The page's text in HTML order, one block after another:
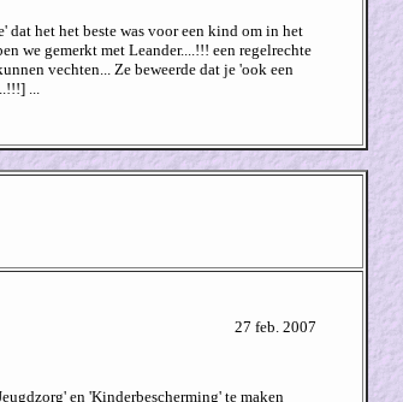
het het beste was voor een kind om in het
we gemerkt met Leander....!!! een regelrechte
vechten... Ze beweerde dat je 'ook een
...
27 feb. 2007
en 'Kinderbescherming' te maken